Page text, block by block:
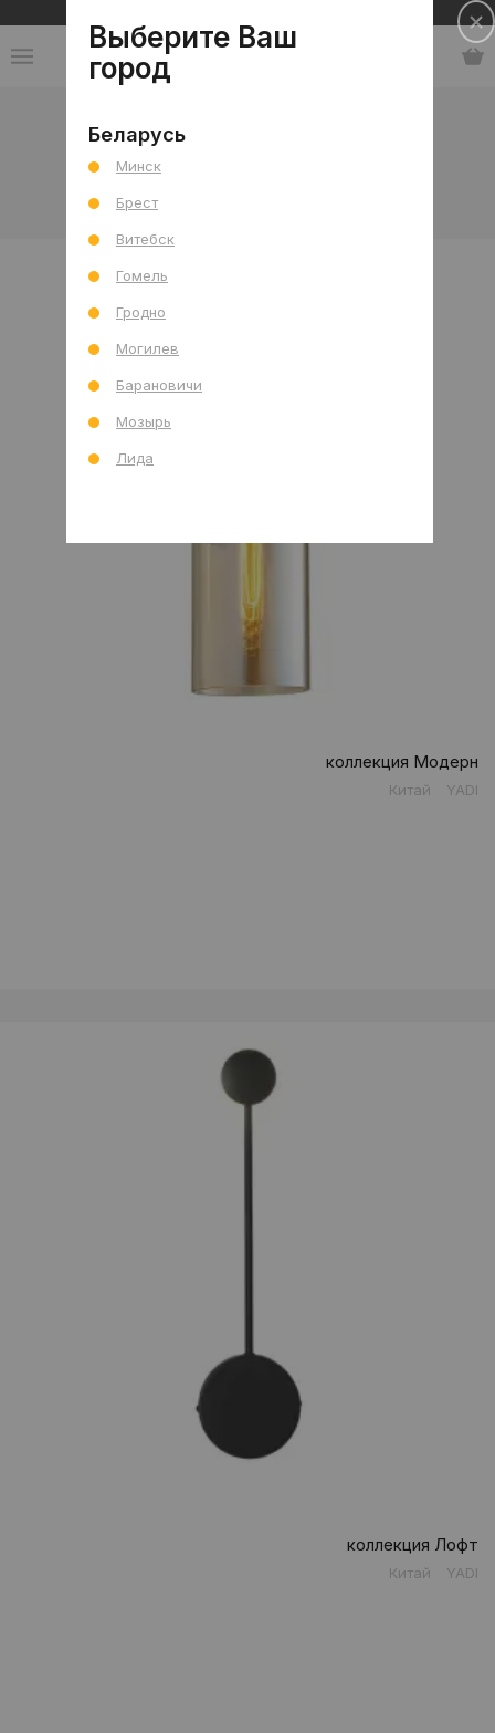
коллекция Модерн
Китай YADI
коллекция Лофт
Китай YADI
Выберите Ваш
город
Беларусь
Минск
Брест
Витебск
Гомель
Гродно
Могилев
Барановичи
Мозырь
Лида